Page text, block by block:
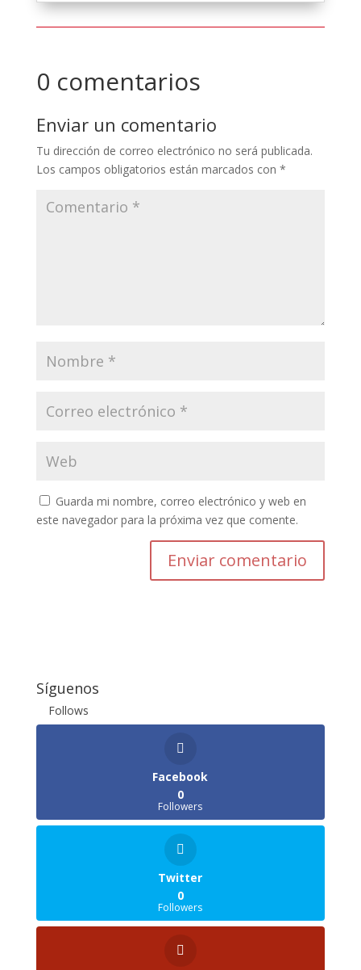
0 comentarios
Enviar un comentario
Tu dirección de correo electrónico no será publicada.
Los campos obligatorios están marcados con *
Guarda mi nombre, correo electrónico y web en
este navegador para la próxima vez que comente.
Enviar comentario
Síguenos
Follows
Facebook
0
Followers
Twitter
0
Followers